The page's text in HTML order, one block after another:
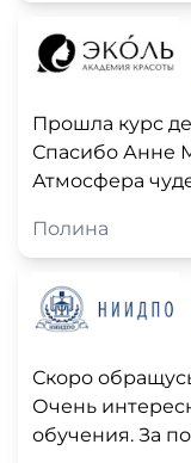
Прошла курс
Спасибо Анне
Атмосфера
Полина
Скоро
Очень
обучения. За